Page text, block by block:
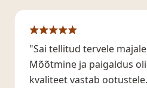
"Sai tellitud tervele
Mõõtmine ja paigaldus
kvaliteet vastab